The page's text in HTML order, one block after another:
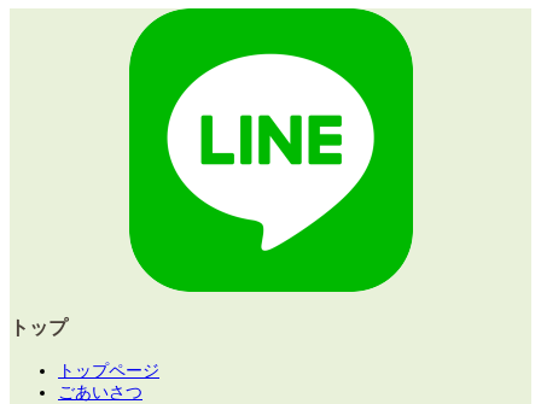
トップ
トップページ
ごあいさつ